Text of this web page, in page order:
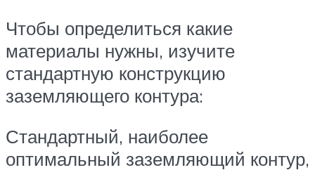
Чтобы определиться какие
материалы нужны, изучите
стандартную конструкцию
заземляющего контура:
Стандартный, наиболее
оптимальный заземляющий контур,